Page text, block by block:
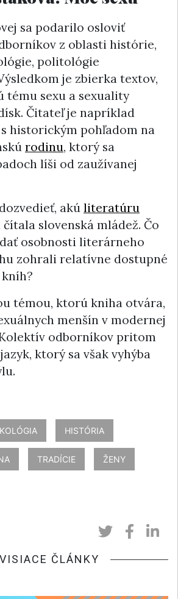
sa podarilo osloviť
z oblasti histórie,
politológie
je zbierka textov,
tému sexu a sexuality
Čitateľ je napríklad
historickým pohľadom na
rodinu, ktorý sa
líši od zaužívanej
akú literatúru
slovenská mládež. Čo
osobnosti literárneho
zohrali relatívne dostupné
témou, ktorú kniha otvára,
menšín v modernej
odborníkov pritom
ktorý sa však vyhýba
HISTÓRIA
TRADÍCIE ŽENY
ČLÁNKY